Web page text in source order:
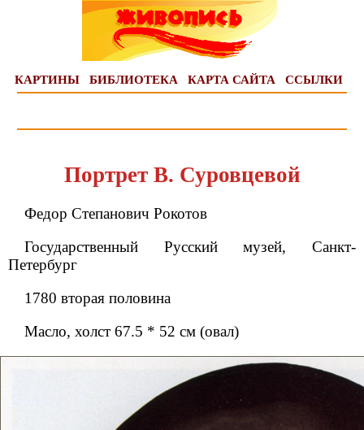
КАРТИНЫ БИБЛИОТЕКА КАРТА САЙТА ССЫЛКИ
Портрет В. Суровцевой
Федор Степанович Рокотов
Государственный Русский музей, Санкт-
Петербург
1780 вторая половина
Масло, холст 67.5 * 52 см (овал)